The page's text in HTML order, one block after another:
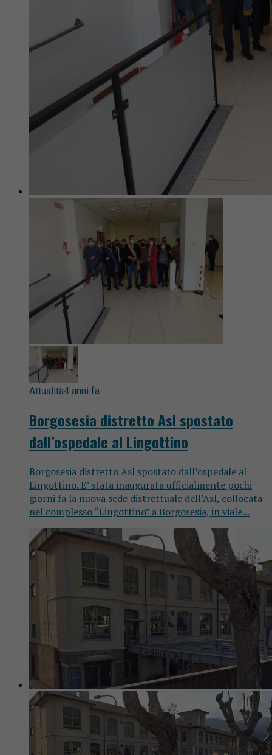
Attualità4 anni fa
Borgosesia distretto Asl spostato
dall’ospedale al Lingottino
Borgosesia distretto Asl spostato dall’ospedale al
Lingottino. E’ stata inaugurata ufficialmente pochi
giorni fa la nuova sede distrettuale dell’Asl, collocata
nel complesso “Lingottino” a Borgosesia, in viale...